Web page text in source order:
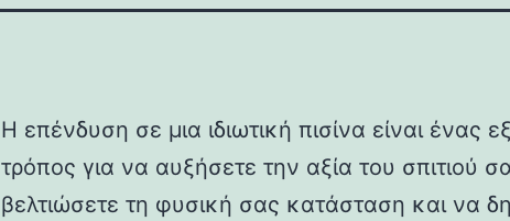
Η επένδυση σε μια ιδιωτική πισίνα είναι ένας
τρόπος για να αυξήσετε την αξία του σπιτιού
βελτιώσετε τη φυσική σας κατάσταση και να